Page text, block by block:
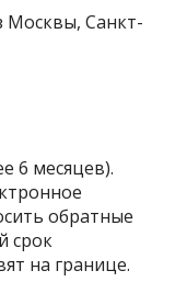
Москвы, Санкт-
6 месяцев).
обратные
срок
на границе.